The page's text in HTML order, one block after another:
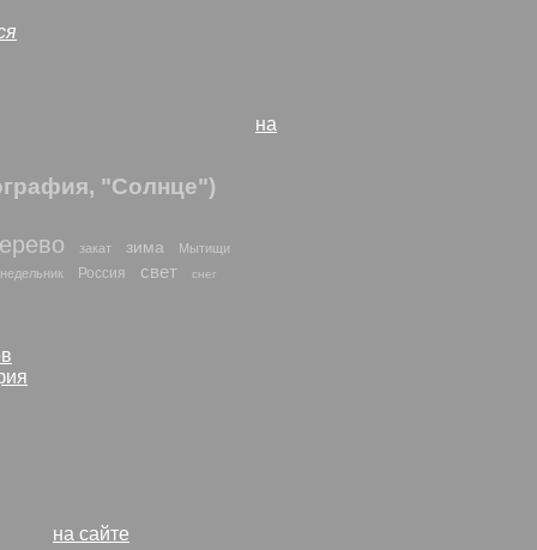
на
"Солнце")
закат зима
Мытищи
Россия свет снег
на сайте